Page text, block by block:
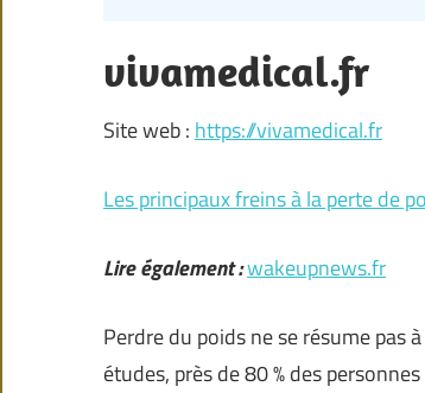
vivamedical.fr
Site web : https://vivamedical.fr
Les principaux freins à la perte de
Lire également :wakeupnews.fr
Perdre du poids ne se résume pas
études, près de 80 % des